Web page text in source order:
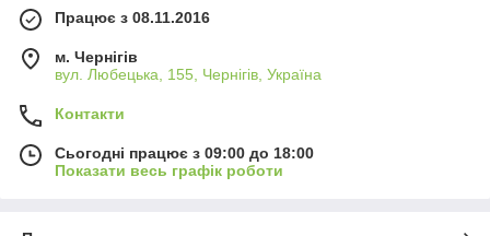
Працює з 08.11.2016
м. Чернігів
вул. Любецька, 155, Чернігів, Україна
Контакти
Сьогодні працює з 09:00 до 18:00
Показати весь графік роботи